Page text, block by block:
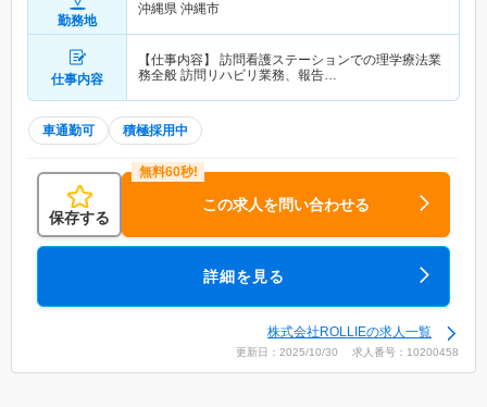
勤務地
沖縄県 沖縄市
仕事内容
【仕事内容】 訪問看護ステーションでの理学療法業
務全般 訪問リハビリ業務、報告…
車通勤可 積極採用中
保存する
この求人を問い合わせる
詳細を見る
株式会社ROLLIEの求人一覧
更新日：2025/10/30 求人番号：10200458